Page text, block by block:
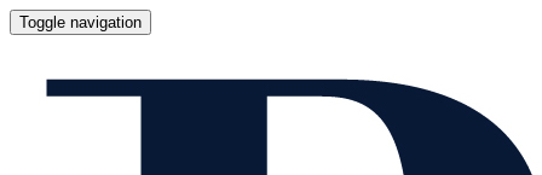
Toggle navigation